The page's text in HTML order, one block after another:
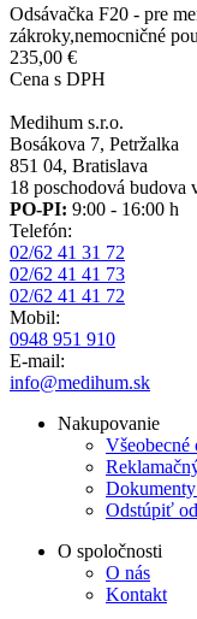
Odsávačka F20 - pre
zákroky,nemocničné
235,00 €
Cena s DPH
Medihum s.r.o.
Bosákova 7, Petržalka
851 04, Bratislava
18 poschodová
PO-PI: 9:00 - 16:00 h
Telefón:
02/62 41 31 72
02/62 41 41 73
02/62 41 41 72
Mobil:
0948 951 910
E-mail:
info@medihum.sk
Nakupovanie
Všeobecné
Odstúpiť
O spoločnosti
O nás
Kontakt